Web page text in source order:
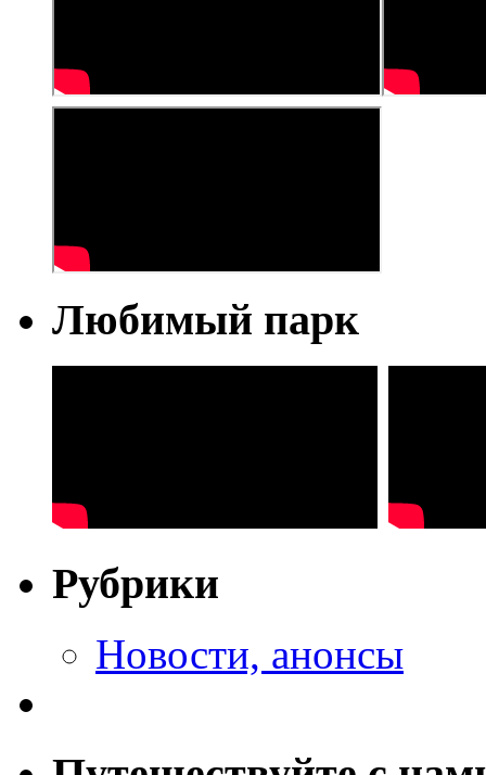
Любимый парк
Рубрики
Новости, анонсы